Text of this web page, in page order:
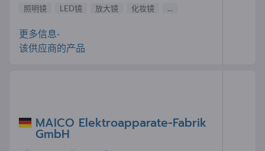
照明镜
LED镜 放大镜 化妆镜 ...
更多信息-
该供应商的产品
MAICO Elektroapparate-Fabrik
GmbH